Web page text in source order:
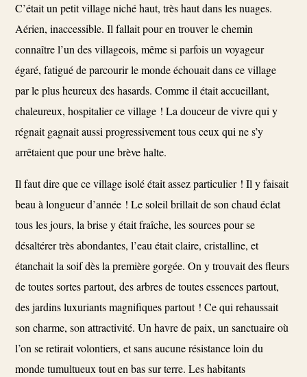
C’était un petit village niché haut, très haut dans les nuages.
Aérien, inaccessible. Il fallait pour en trouver le chemin
connaître l’un des villageois, même si parfois un voyageur
égaré, fatigué de parcourir le monde échouait dans ce village
par le plus heureux des hasards. Comme il était accueillant,
chaleureux, hospitalier ce village ! La douceur de vivre qui y
régnait gagnait aussi progressivement tous ceux qui ne s’y
arrêtaient que pour une brève halte.
Il faut dire que ce village isolé était assez particulier ! Il y faisait
beau à longueur d’année ! Le soleil brillait de son chaud éclat
tous les jours, la brise y était fraîche, les sources pour se
désaltérer très abondantes, l’eau était claire, cristalline, et
étanchait la soif dès la première gorgée. On y trouvait des fleurs
de toutes sortes partout, des arbres de toutes essences partout,
des jardins luxuriants magnifiques partout ! Ce qui rehaussait
son charme, son attractivité. Un havre de paix, un sanctuaire où
l’on se retirait volontiers, et sans aucune résistance loin du
monde tumultueux tout en bas sur terre. Les habitants